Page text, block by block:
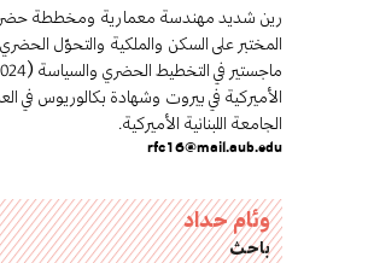
رين شديد مهندسة معمارية ومخططة
المختبر على السكن والملكية والتحوّل
الجامعة اللبنانية الأميركية.
rfc16@mail.aub.edu
وئام حداد
باحث